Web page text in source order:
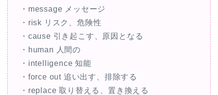
・message メッセージ
・risk リスク、危険性
・cause 引き起こす、原因となる
・human 人間の
・intelligence 知能
・force out 追い出す、排除する
・replace 取り替える、置き換える